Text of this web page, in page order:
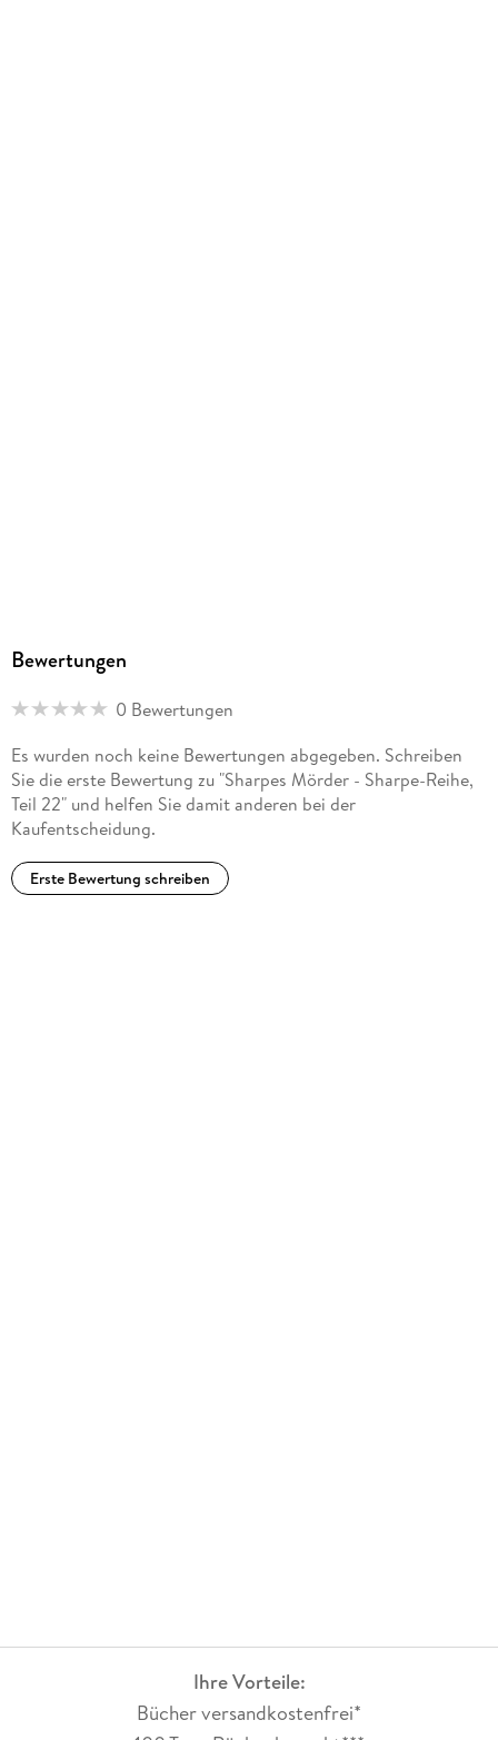
Audioinhalt
GTIN
9783754003763
Bewertungen
0 Bewertungen
Es wurden noch keine Bewertungen abgegeben. Schreiben
Sie die erste Bewertung zu "Sharpes Mörder - Sharpe-Reihe,
Teil 22" und helfen Sie damit anderen bei der
Kaufentscheidung.
Erste Bewertung schreiben
Ihre Vorteile:
Bücher versandkostenfrei*